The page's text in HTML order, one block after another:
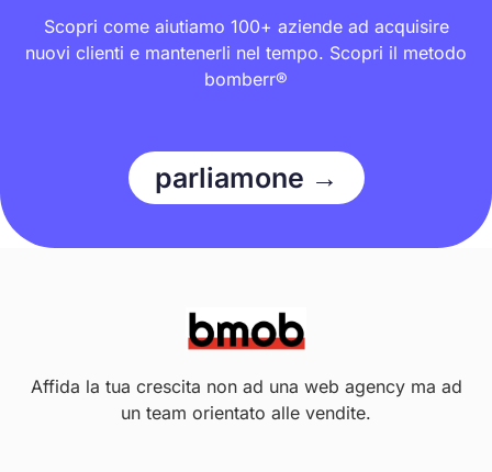
Scopri come aiutiamo 100+ aziende ad acquisire
nuovi clienti e mantenerli nel tempo. Scopri il metodo
bomberr®
parliamone →
Affida la tua crescita non ad una web agency ma ad
un team orientato alle vendite.